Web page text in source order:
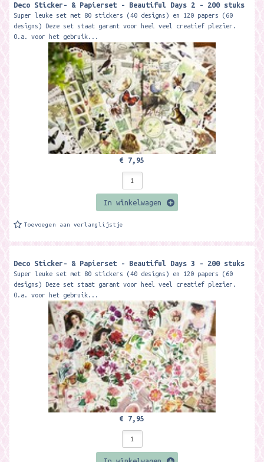
Deco Sticker- & Papierset - Beautiful Days 2 - 200 stuks
Super leuke set met 80 stickers (40 designs) en 120 papers (60
designs) Deze set staat garant voor heel veel creatief plezier.
O.a. voor het gebruik...
€ 7,95
In winkelwagen
Toevoegen aan verlanglijstje
Deco Sticker- & Papierset - Beautiful Days 3 - 200 stuks
Super leuke set met 80 stickers (40 designs) en 120 papers (60
designs) Deze set staat garant voor heel veel creatief plezier.
O.a. voor het gebruik...
€ 7,95